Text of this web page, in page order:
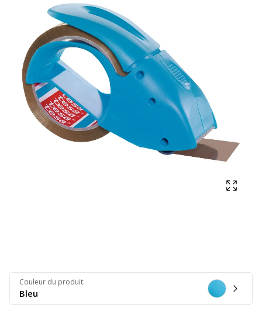
Couleur du produit:
Bleu